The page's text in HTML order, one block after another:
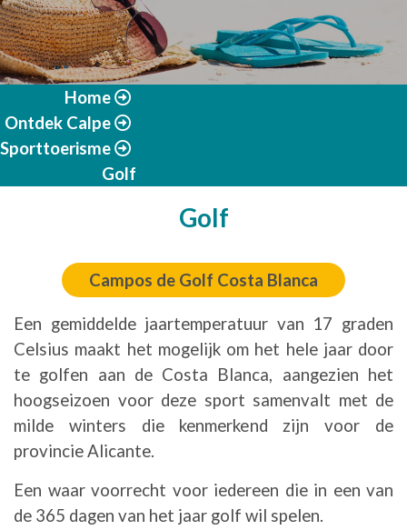
Home
Ontdek Calpe
Sporttoerisme
Golf
Golf
Campos de Golf Costa Blanca
Een gemiddelde jaartemperatuur van 17 graden
Celsius maakt het mogelijk om het hele jaar door
te golfen aan de Costa Blanca, aangezien het
hoogseizoen voor deze sport samenvalt met de
milde winters die kenmerkend zijn voor de
provincie Alicante.
Een waar voorrecht voor iedereen die in een van
de 365 dagen van het jaar golf wil spelen.